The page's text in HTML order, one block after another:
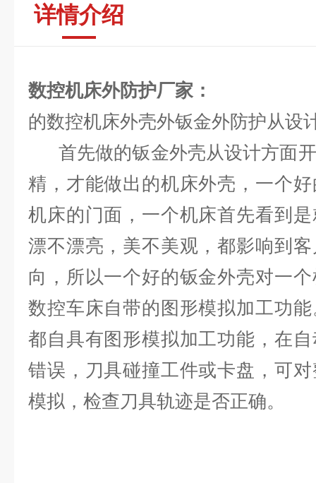
详情介绍
数控机床外防护厂家 ：
的数控机床外壳外钣金外防护从设
首先做的钣金外壳从设计方面
精，才能做出的机床外壳，一个
机床的门面，一个机床首先看到
漂不漂亮，美不美观，都影响到
向，所以一个好的钣金外壳对一
数控车床自带的图形模拟加工功
都自具有图形模拟加工功能，在
错误，刀具碰撞工件或卡盘，可
模拟，检查刀具轨迹是否正确。